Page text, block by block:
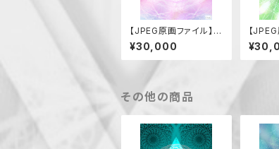
【JPEG原画ファイル】ア
メノウズメノミコト
¥30,000
【
ルタビ
その他の商品